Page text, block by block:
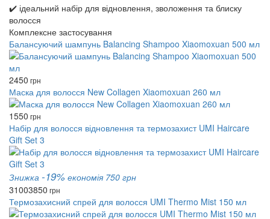
✔️ ідеальний набір для відновлення, зволоження та блиску
волосся
Комплексне застосування
Балансуючий шампунь Balancing Shampoo Xiaomoxuan 500 мл
2450 грн
Маска для волосся New Collagen Xiaomoxuan 260 мл
1550 грн
Набір для волосся відновлення та термозахист UMI Haircare
Gift Set 3
Знижка -19% економія 750 грн
31003850 грн
Термозахисний спрей для волосся UMI Thermo Mist 150 мл